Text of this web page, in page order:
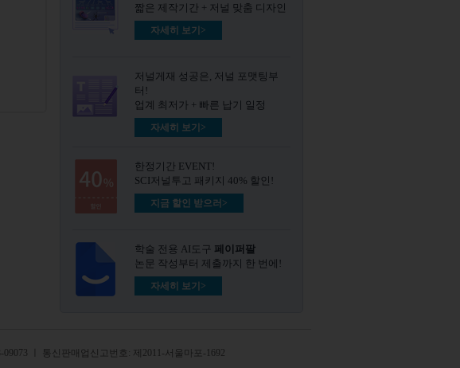
짧은 제작기간 + 저널 맞춤 디자인
자세히 보기>
저널게재 성공은, 저널 포맷팅부
터!
업계 최저가 + 빠른 납기 일정
자세히 보기>
한정기간 EVENT!
SCI저널투고 패키지 40% 할인!
지금 할인 받으러>
학술 전용 AI도구 페이퍼팔
논문 작성부터 제출까지 한 번에!
자세히 보기>
09073 ㅣ 통신판매업신고번호: 제2011-서울마포-1692